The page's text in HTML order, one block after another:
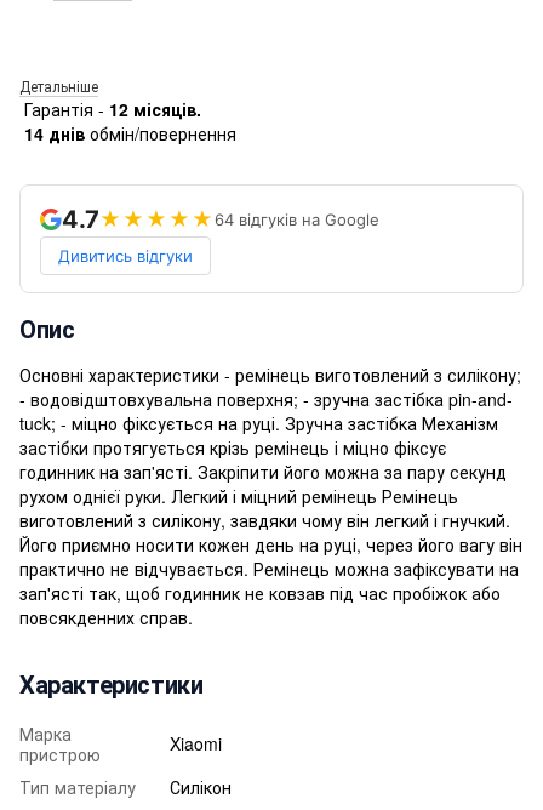
Детальніше
Гарантія - 12 місяців.
14 днів обмін/повернення
4.7★★★★★64 відгуків на Google
Дивитись відгуки
Опис
Основні характеристики - ремінець виготовлений з силікону;
- водовідштовхувальна поверхня; - зручна застібка pin-and-
tuck; - міцно фіксується на руці. Зручна застібка Механізм
застібки протягується крізь ремінець і міцно фіксує
годинник на зап'ясті. Закріпити його можна за пару секунд
рухом однієї руки. Легкий і міцний ремінець Ремінець
виготовлений з силікону, завдяки чому він легкий і гнучкий.
Його приємно носити кожен день на руці, через його вагу він
практично не відчувається. Ремінець можна зафіксувати на
зап'ясті так, щоб годинник не ковзав під час пробіжок або
повсякденних справ.
Характеристики
Марка
пристрою
Xiaomi
Тип матеріалу
Силікон